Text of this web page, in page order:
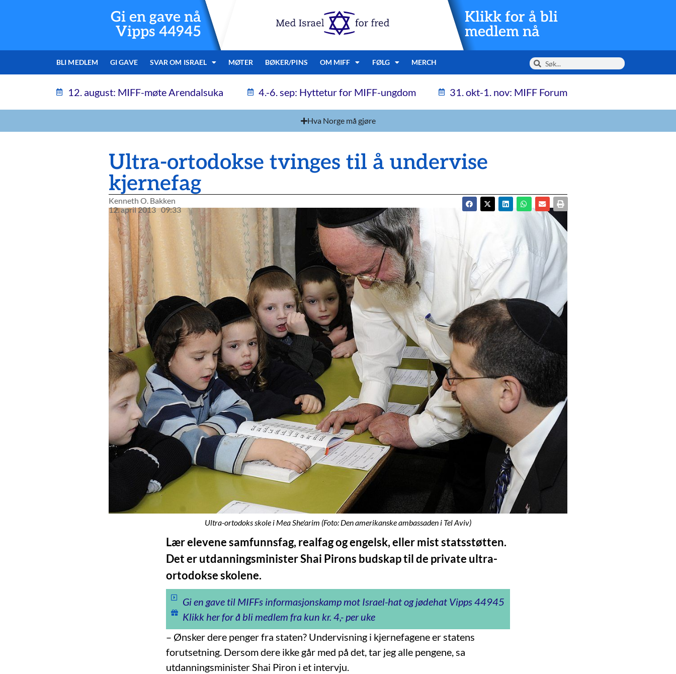
Gi en gave nå
Vipps 44945
Klikk for å bli
medlem nå
BLI MEDLEM GI GAVE SVAR OM ISRAEL MØTER BØKER/PINS OM MIFF FØLG MERCH
12. august: MIFF-møte Arendalsuka 4.-6. sep: Hyttetur for MIFF-ungdom 31. okt-1. nov: MIFF Forum
Hva Norge må gjøre
Ultra-ortodokse tvinges til å undervise
kjernefag
Kenneth O. Bakken
12. april 2013 09:33
Ultra-ortodoks skole i Mea She'arim (Foto: Den amerikanske ambassaden i Tel Aviv)
Lær elevene samfunnsfag, realfag og engelsk, eller mist statsstøtten.
Det er utdanningsminister Shai Pirons budskap til de private ultra-
ortodokse skolene.
Gi en gave til MIFFs informasjonskamp mot Israel-hat og jødehat Vipps 44945
Klikk her for å bli medlem fra kun kr. 4,- per uke
– Ønsker dere penger fra staten? Undervisning i kjernefagene er statens
forutsetning. Dersom dere ikke går med på det, tar jeg alle pengene, sa
utdanningsminister Shai Piron i et intervju.